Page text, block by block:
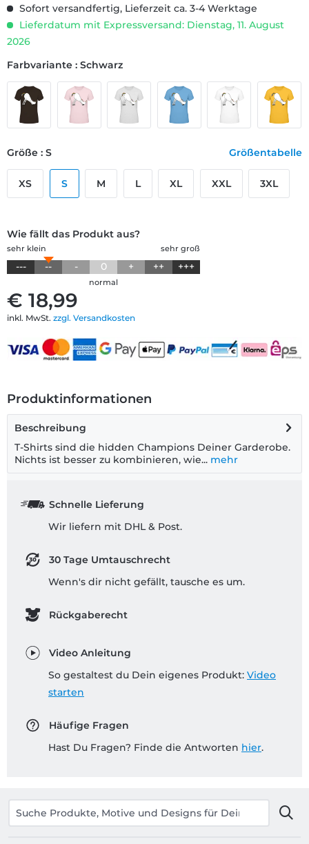
€ 18,99
inkl. MwSt. zzgl. Versandkosten
Sofort versandfertig, Lieferzeit ca. 3-4 Werktage
Lieferdatum mit Expressversand: Dienstag, 11. August
2026
Farbvariante : Schwarz
Größe : S Größentabelle
XS S M L XL XXL 3XL
Wie fällt das Produkt aus?
sehr groß
sehr klein
--- -- - 0 + ++ +++
normal
Produktinformationen
Beschreibung
T-Shirts sind die hidden Champions Deiner Garderobe.
Nichts ist besser zu kombinieren, wie... mehr
Schnelle Lieferung
Wir liefern mit DHL & Post.
30 Tage Umtauschrecht
Wenn's dir nicht gefällt, tausche es um.
Rückgaberecht
Video Anleitung
So gestaltest du Dein eigenes Produkt: Video
starten
Häufige Fragen
Hast Du Fragen? Finde die Antworten hier.